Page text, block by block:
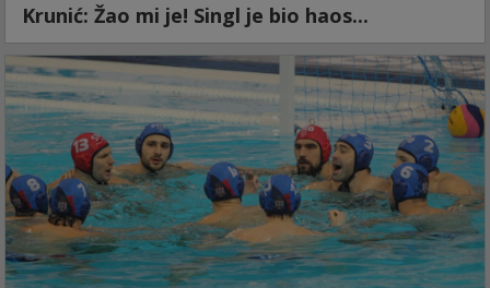
Krunić: Žao mi je! Singl je bio haos...